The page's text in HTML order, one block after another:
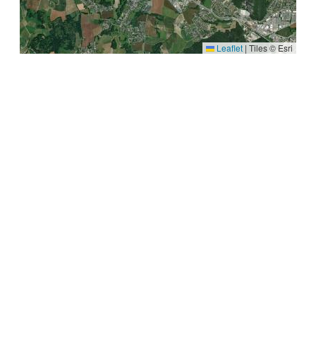
Leaflet | Tiles © Esri